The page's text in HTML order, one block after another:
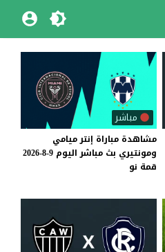
مباشر
مشاهدة مباراة إنترميامي
ومونتيري بث مباشر اليوم 9-8-2026
قمة نو